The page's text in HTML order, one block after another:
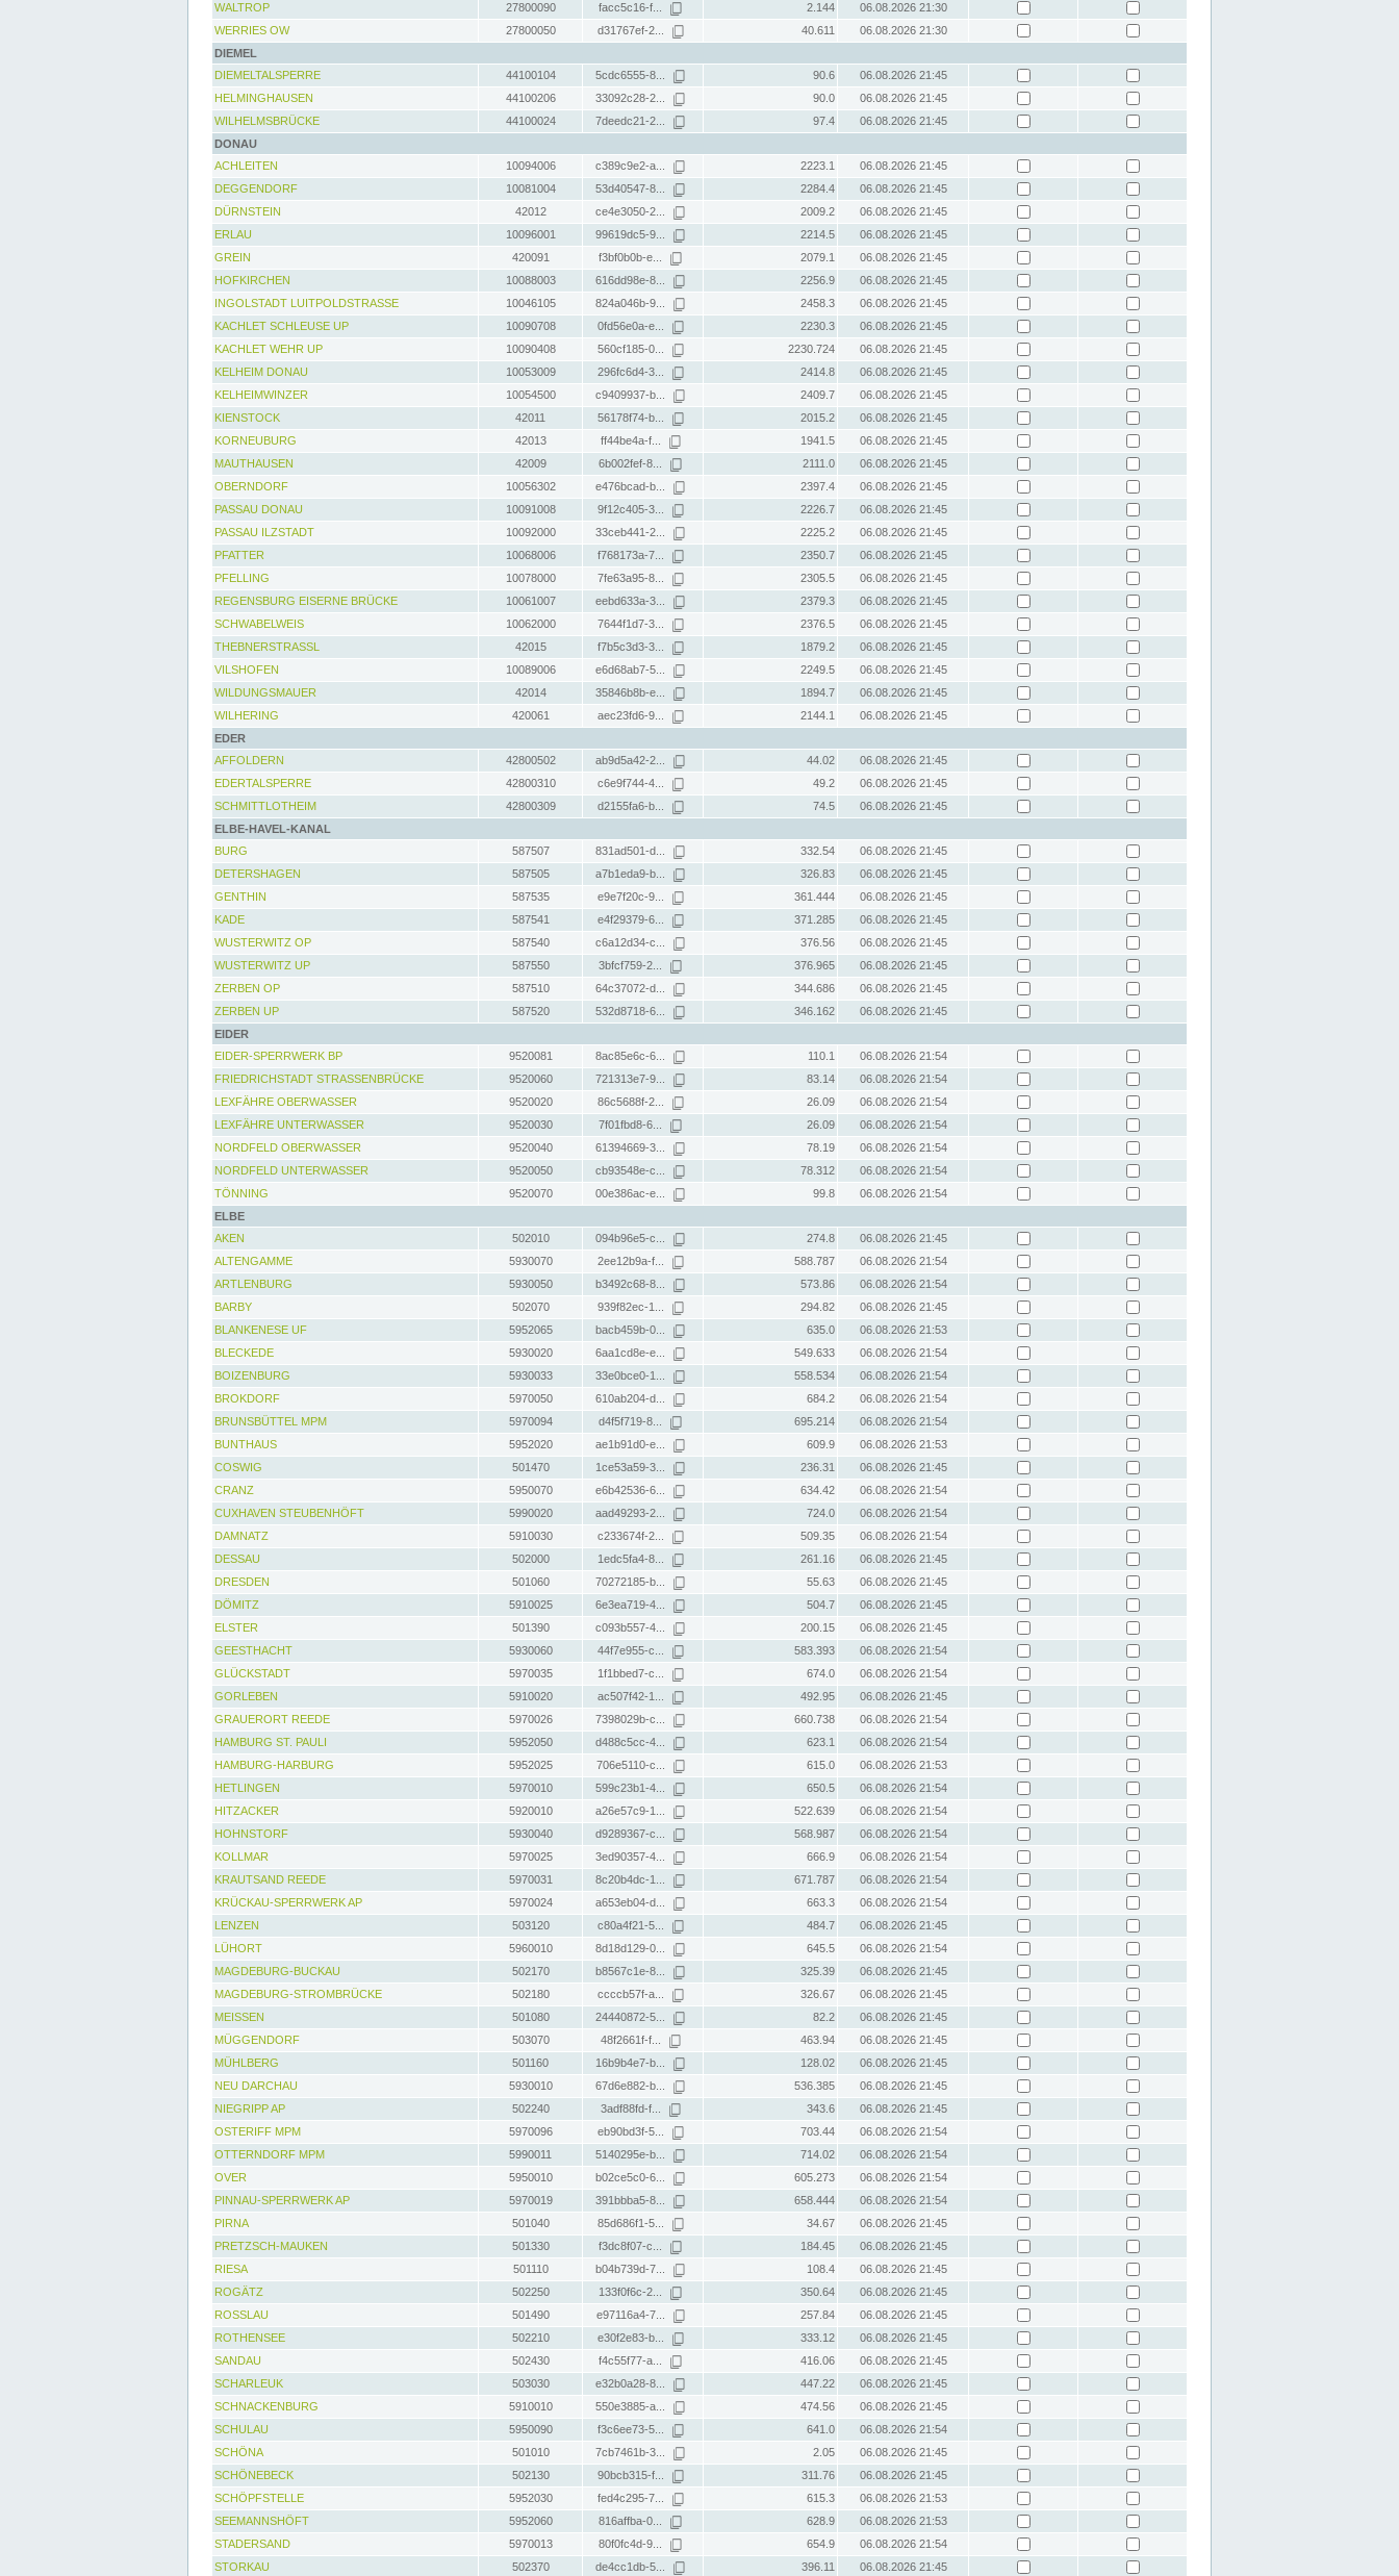
WALTROP
27800090 facc5c16-f... 2.144
06.08.2026 21:30
WERRIES OW
27800050 d31767ef-2... 40.611
06.08.2026 21:30
DIEMEL
DIEMELTALSPERRE
44100104 5cdc6555-8... 90.6
06.08.2026 21:45
HELMINGHAUSEN
44100206 33092c28-2... 90.0
06.08.2026 21:45
WILHELMSBRÜCKE
44100024 7deedc21-2... 97.4
06.08.2026 21:45
DONAU
ACHLEITEN
10094006 c389c9e2-a... 2223.1
06.08.2026 21:45
DEGGENDORF
10081004 53d40547-8... 2284.4
06.08.2026 21:45
DÜRNSTEIN
42012 ce4e3050-2... 2009.2
06.08.2026 21:45
ERLAU
10096001 99619dc5-9... 2214.5
06.08.2026 21:45
GREIN
420091 f3bf0b0b-e... 2079.1
06.08.2026 21:45
HOFKIRCHEN
10088003 616dd98e-8... 2256.9
06.08.2026 21:45
INGOLSTADT LUITPOLDSTRASSE
10046105 824a046b-9... 2458.3
06.08.2026 21:45
KACHLET SCHLEUSE UP
10090708 0fd56e0a-e... 2230.3
06.08.2026 21:45
KACHLET WEHR UP
10090408 560cf185-0... 2230.724
06.08.2026 21:45
KELHEIM DONAU
10053009 296fc6d4-3... 2414.8
06.08.2026 21:45
KELHEIMWINZER
10054500 c9409937-b... 2409.7
06.08.2026 21:45
KIENSTOCK
42011 56178f74-b... 2015.2
06.08.2026 21:45
KORNEUBURG
42013 ff44be4a-f... 1941.5
06.08.2026 21:45
MAUTHAUSEN
42009 6b002fef-8... 2111.0
06.08.2026 21:45
OBERNDORF
10056302 e476bcad-b... 2397.4
06.08.2026 21:45
PASSAU DONAU
10091008 9f12c405-3... 2226.7
06.08.2026 21:45
PASSAU ILZSTADT
10092000 33ceb441-2... 2225.2
06.08.2026 21:45
PFATTER
10068006 f768173a-7... 2350.7
06.08.2026 21:45
PFELLING
10078000 7fe63a95-8... 2305.5
06.08.2026 21:45
REGENSBURG EISERNE BRÜCKE
10061007 eebd633a-3... 2379.3
06.08.2026 21:45
SCHWABELWEIS
10062000 7644f1d7-3... 2376.5
06.08.2026 21:45
THEBNERSTRASSL
42015 f7b5c3d3-3... 1879.2
06.08.2026 21:45
VILSHOFEN
10089006 e6d68ab7-5... 2249.5
06.08.2026 21:45
WILDUNGSMAUER
42014 35846b8b-e... 1894.7
06.08.2026 21:45
WILHERING
420061 aec23fd6-9... 2144.1
06.08.2026 21:45
EDER
AFFOLDERN
42800502 ab9d5a42-2... 44.02
06.08.2026 21:45
EDERTALSPERRE
42800310 c6e9f744-4... 49.2
06.08.2026 21:45
SCHMITTLOTHEIM
42800309 d2155fa6-b... 74.5
06.08.2026 21:45
ELBE-HAVEL-KANAL
BURG
587507 831ad501-d... 332.54
06.08.2026 21:45
DETERSHAGEN
587505 a7b1eda9-b... 326.83
06.08.2026 21:45
GENTHIN
587535 e9e7f20c-9... 361.444
06.08.2026 21:45
KADE
587541 e4f29379-6... 371.285
06.08.2026 21:45
WUSTERWITZ OP
587540 c6a12d34-c... 376.56
06.08.2026 21:45
WUSTERWITZ UP
587550 3bfcf759-2... 376.965
06.08.2026 21:45
ZERBEN OP
587510 64c37072-d... 344.686
06.08.2026 21:45
ZERBEN UP
587520 532d8718-6... 346.162
06.08.2026 21:45
EIDER
EIDER-SPERRWERK BP
9520081 8ac85e6c-6... 110.1
06.08.2026 21:54
FRIEDRICHSTADT STRASSENBRÜCKE
9520060 721313e7-9... 83.14
06.08.2026 21:54
LEXFÄHRE OBERWASSER
9520020 86c5688f-2... 26.09
06.08.2026 21:54
LEXFÄHRE UNTERWASSER
9520030 7f01fbd8-6... 26.09
06.08.2026 21:54
NORDFELD OBERWASSER
9520040 61394669-3... 78.19
06.08.2026 21:54
NORDFELD UNTERWASSER
9520050 cb93548e-c... 78.312
06.08.2026 21:54
TÖNNING
9520070 00e386ac-e... 99.8
06.08.2026 21:54
ELBE
AKEN
502010 094b96e5-c... 274.8
06.08.2026 21:45
ALTENGAMME
5930070 2ee12b9a-f... 588.787
06.08.2026 21:54
ARTLENBURG
5930050 b3492c68-8... 573.86
06.08.2026 21:54
BARBY
502070 939f82ec-1... 294.82
06.08.2026 21:45
BLANKENESE UF
5952065 bacb459b-0... 635.0
06.08.2026 21:53
BLECKEDE
5930020 6aa1cd8e-e... 549.633
06.08.2026 21:54
BOIZENBURG
5930033 33e0bce0-1... 558.534
06.08.2026 21:54
BROKDORF
5970050 610ab204-d... 684.2
06.08.2026 21:54
BRUNSBÜTTEL MPM
5970094 d4f5f719-8... 695.214
06.08.2026 21:54
BUNTHAUS
5952020 ae1b91d0-e... 609.9
06.08.2026 21:53
COSWIG
501470 1ce53a59-3... 236.31
06.08.2026 21:45
CRANZ
5950070 e6b42536-6... 634.42
06.08.2026 21:54
CUXHAVEN STEUBENHÖFT
5990020 aad49293-2... 724.0
06.08.2026 21:54
DAMNATZ
5910030 c233674f-2... 509.35
06.08.2026 21:54
DESSAU
502000 1edc5fa4-8... 261.16
06.08.2026 21:45
DRESDEN
501060 70272185-b... 55.63
06.08.2026 21:45
DÖMITZ
5910025 6e3ea719-4... 504.7
06.08.2026 21:45
ELSTER
501390 c093b557-4... 200.15
06.08.2026 21:45
GEESTHACHT
5930060 44f7e955-c... 583.393
06.08.2026 21:54
GLÜCKSTADT
5970035 1f1bbed7-c... 674.0
06.08.2026 21:54
GORLEBEN
5910020 ac507f42-1... 492.95
06.08.2026 21:45
GRAUERORT REEDE
5970026 7398029b-c... 660.738
06.08.2026 21:54
HAMBURG ST. PAULI
5952050 d488c5cc-4... 623.1
06.08.2026 21:54
HAMBURG-HARBURG
5952025 706e5110-c... 615.0
06.08.2026 21:53
HETLINGEN
5970010 599c23b1-4... 650.5
06.08.2026 21:54
HITZACKER
5920010 a26e57c9-1... 522.639
06.08.2026 21:54
HOHNSTORF
5930040 d9289367-c... 568.987
06.08.2026 21:54
KOLLMAR
5970025 3ed90357-4... 666.9
06.08.2026 21:54
KRAUTSAND REEDE
5970031 8c20b4dc-1... 671.787
06.08.2026 21:54
KRÜCKAU-SPERRWERK AP
5970024 a653eb04-d... 663.3
06.08.2026 21:54
LENZEN
503120 c80a4f21-5... 484.7
06.08.2026 21:45
LÜHORT
5960010 8d18d129-0... 645.5
06.08.2026 21:54
MAGDEBURG-BUCKAU
502170 b8567c1e-8... 325.39
06.08.2026 21:45
MAGDEBURG-STROMBRÜCKE
502180 ccccb57f-a... 326.67
06.08.2026 21:45
MEISSEN
501080 24440872-5... 82.2
06.08.2026 21:45
MÜGGENDORF
503070 48f2661f-f... 463.94
06.08.2026 21:45
MÜHLBERG
501160 16b9b4e7-b... 128.02
06.08.2026 21:45
NEU DARCHAU
5930010 67d6e882-b... 536.385
06.08.2026 21:45
NIEGRIPP AP
502240 3adf88fd-f... 343.6
06.08.2026 21:45
OSTERIFF MPM
5970096 eb90bd3f-5... 703.44
06.08.2026 21:54
OTTERNDORF MPM
5990011 5140295e-b... 714.02
06.08.2026 21:54
OVER
5950010 b02ce5c0-6... 605.273
06.08.2026 21:54
PINNAU-SPERRWERK AP
5970019 391bbba5-8... 658.444
06.08.2026 21:54
PIRNA
501040 85d686f1-5... 34.67
06.08.2026 21:45
PRETZSCH-MAUKEN
501330 f3dc8f07-c... 184.45
06.08.2026 21:45
RIESA
501110 b04b739d-7... 108.4
06.08.2026 21:45
ROGÄTZ
502250 133f0f6c-2... 350.64
06.08.2026 21:45
ROSSLAU
501490 e97116a4-7... 257.84
06.08.2026 21:45
ROTHENSEE
502210 e30f2e83-b... 333.12
06.08.2026 21:45
SANDAU
502430 f4c55f77-a... 416.06
06.08.2026 21:45
SCHARLEUK
503030 e32b0a28-8... 447.22
06.08.2026 21:45
SCHNACKENBURG
5910010 550e3885-a... 474.56
06.08.2026 21:45
SCHULAU
5950090 f3c6ee73-5... 641.0
06.08.2026 21:54
SCHÖNA
501010 7cb7461b-3... 2.05
06.08.2026 21:45
SCHÖNEBECK
502130 90bcb315-f... 311.76
06.08.2026 21:45
SCHÖPFSTELLE
5952030 fed4c295-7... 615.3
06.08.2026 21:53
SEEMANNSHÖFT
5952060 816affba-0... 628.9
06.08.2026 21:53
STADERSAND
5970013 80f0fc4d-9... 654.9
06.08.2026 21:54
STORKAU
502370 de4cc1db-5... 396.11 06.08.2026 21:45